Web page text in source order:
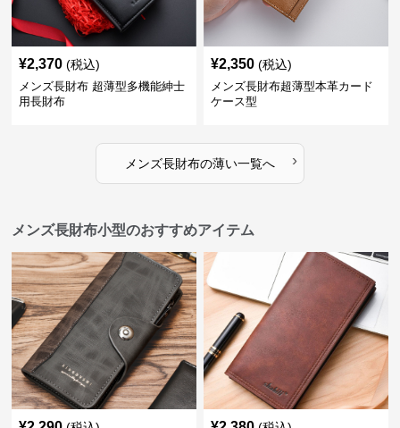
¥2,370 (税込)
メンズ長財布 超薄型多機能紳士
用長財布
¥2,350 (税込)
メンズ長財布超薄型本革カード
ケース型
メンズ長財布の薄い一覧へ ›
メンズ長財布小型のおすすめアイテム